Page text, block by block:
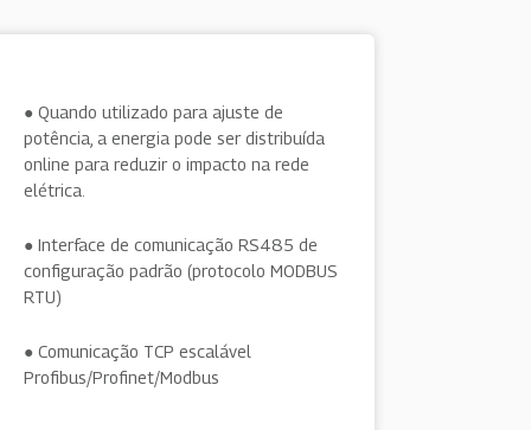
● Quando utilizado para ajuste de
potência, a energia pode ser distribuída
online para reduzir o impacto na rede
elétrica.
● Interface de comunicação RS485 de
configuração padrão (protocolo MODBUS
RTU)
● Comunicação TCP escalável
Profibus/Profinet/Modbus